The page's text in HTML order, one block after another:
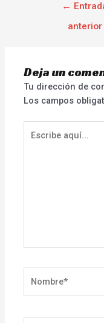
←
anterior
Deja un
Tu dirección de
Los campos
aquí...